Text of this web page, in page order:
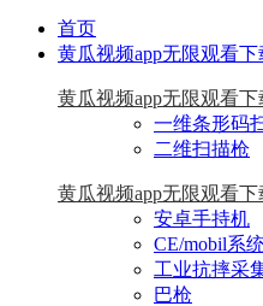
首页
黄瓜视频app无限观看下
黄瓜视频app无限观看
一维条形码
二维扫描枪
黄瓜视频app无限观看
安卓手持机
CE/mobil系
工业抗摔采
巴枪